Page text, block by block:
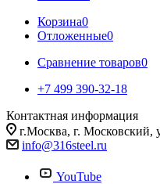
Корзина0
Отложенные0
Сравнение товаров0
+7 499 390-32-18
Контактная информация
г.Москва, г. Московский,
info@316steel.ru
YouTube